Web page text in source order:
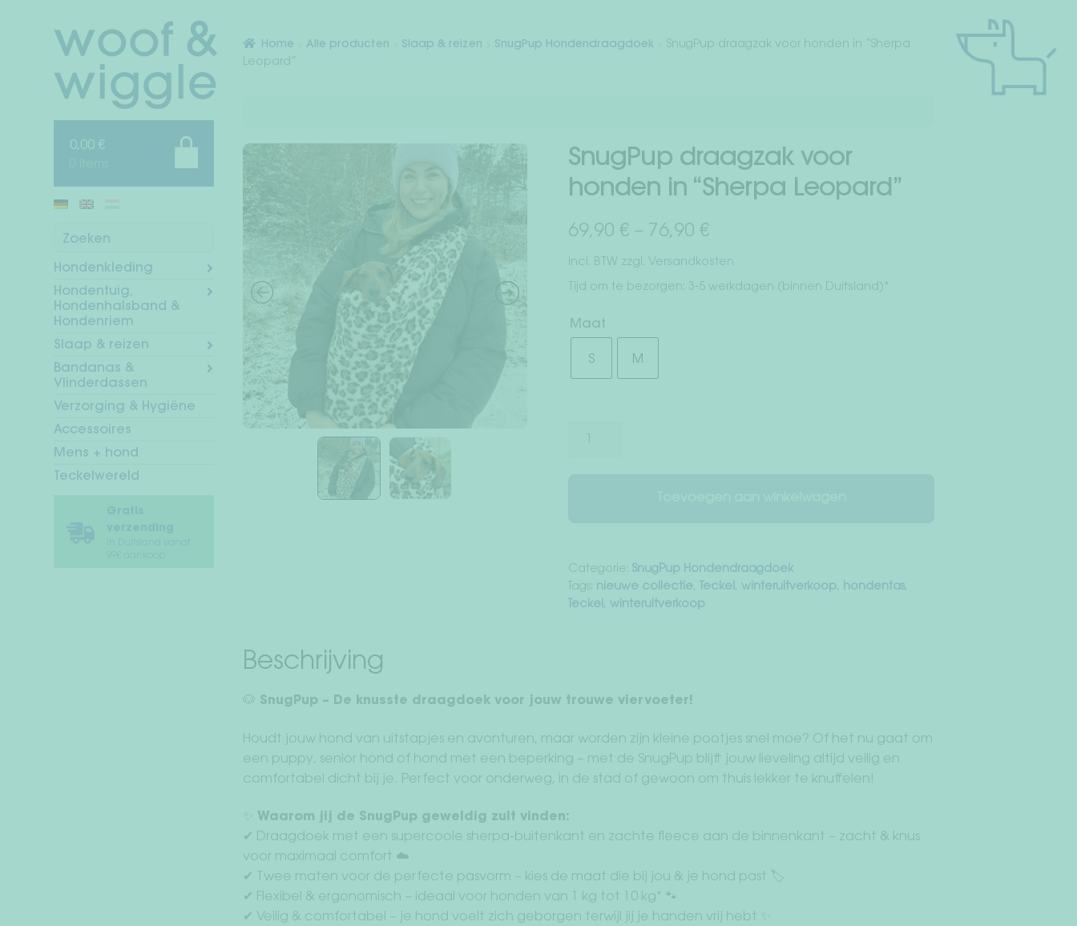
door
naar
naar
de
0,00 €
Zoeken
Hondenkleding
Hondentuig,
Hondenhalsband &
Hondenriem
Slaap & reizen
Bandanas &
Vlinderdassen
Verzorging & Hygiëne
Accessoires
Mens + hond
Teckelwereld
Home Alle producten Slaap & reizen SnugPup Hondendraagdoek
SnugPup draagzak voor honden in “Sherpa
Leopard”
SnugPup draagzak voor
honden in “Sherpa Leopard”
69,90€ – 76,90€
incl. BTW zzgl. Versandkosten
Tijd om te bezorgen: 3-5 werkdagen (binnen Duitsland) *
Maat
S M
SnugPup
aantal
Categorie:SnugPup Hondendraagdoek
Tags: nieuwe collectie, Teckel, winteruitverkoop, hondentas,
Teckel, winteruitverkoop
Beschrijving
🐶 SnugPup – De knusste draagdoek voor jouw trouwe viervoeter!
Houdt jouw hond van uitstapjes en avonturen, maar worden zijn kleine pootjes snel moe? Of het nu gaat om
een puppy, senior hond of hond met een beperking – met de SnugPup blijft jouw lieveling altijd veilig en
comfortabel dicht bij je. Perfect voor onderweg, in de stad of gewoon om thuis lekker te knuffelen!
✨ Waarom jij de SnugPup geweldig zult vinden:
✔ Draagdoek met een supercoole sherpa-buitenkant en zachte fleece aan de binnenkant – zacht & knus
voor maximaal comfort ☁️
✔ Twee maten voor de perfecte pasvorm – kies de maat die bij jou & je hond past 🏷️
✔ Flexibel & ergonomisch – ideaal voor honden van 1 kg tot 10 kg* 🐾
✔ Veilig & comfortabel – je hond voelt zich geborgen terwijl jij je handen vrij hebt ✨